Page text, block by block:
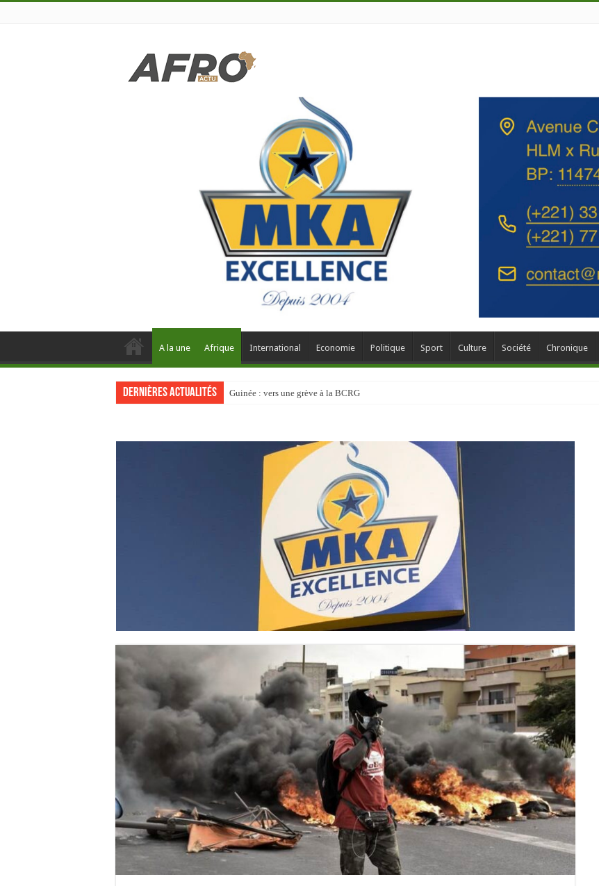
A la une Afrique International Economie Politique Sport Culture Société Chronique
Dernières actualités Guinée : vers une grève à la BCRG